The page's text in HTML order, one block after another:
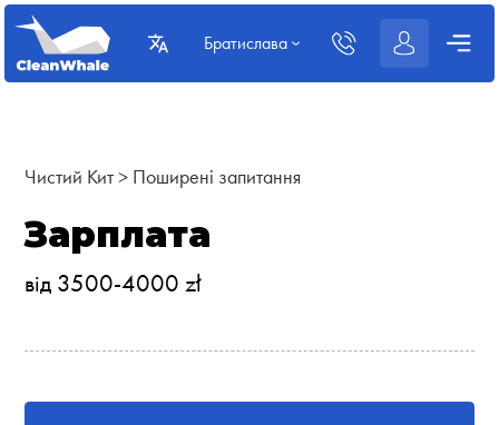
Братислава
Чистий Кит> Поширені запитання
Зарплата
від 3500-4000 zł